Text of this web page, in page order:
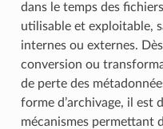
dans le temps des
utilisable et exploitable,
internes ou externes.
conversion ou
de perte des
forme d’archivage, il est
mécanismes permettant